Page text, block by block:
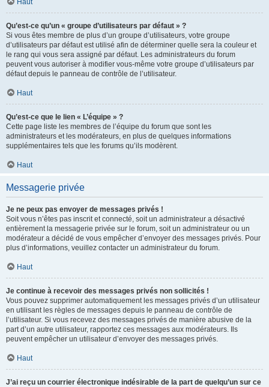
Haut
Qu’est-ce qu’un « groupe d’utilisateurs par défaut » ?
Si vous êtes membre de plus d’un groupe d’utilisateurs, votre groupe
d’utilisateurs par défaut est utilisé afin de déterminer quelle sera la couleur et
le rang qui vous sera assigné par défaut. Les administrateurs du forum
peuvent vous autoriser à modifier vous-même votre groupe d’utilisateurs par
défaut depuis le panneau de contrôle de l’utilisateur.
Haut
Qu’est-ce que le lien « L’équipe » ?
Cette page liste les membres de l’équipe du forum que sont les
administrateurs et les modérateurs, en plus de quelques informations
supplémentaires tels que les forums qu’ils modèrent.
Haut
Messagerie privée
Je ne peux pas envoyer de messages privés !
Soit vous n’êtes pas inscrit et connecté, soit un administrateur a désactivé
entièrement la messagerie privée sur le forum, soit un administrateur ou un
modérateur a décidé de vous empêcher d’envoyer des messages privés. Pour
plus d’informations, veuillez contacter un administrateur du forum.
Haut
Je continue à recevoir des messages privés non sollicités !
Vous pouvez supprimer automatiquement les messages privés d’un utilisateur
en utilisant les règles de messages depuis le panneau de contrôle de
l’utilisateur. Si vous recevez des messages privés de manière abusive de la
part d’un autre utilisateur, rapportez ces messages aux modérateurs. Ils
peuvent empêcher un utilisateur d’envoyer des messages privés.
Haut
J’ai reçu un courrier électronique indésirable de la part de quelqu’un sur ce